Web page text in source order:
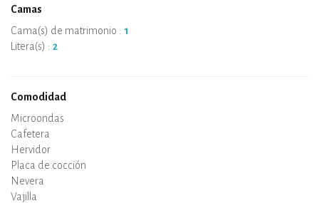
?️ Wohnbereich mit Essplatz, TV und Innenlounge
? Großes Badezimmer mit WC
? Überdachte Terrasse mit Außenlounge und Gartenmöbeln
Camas
Cama(s) de matrimonio : 1
Litera(s) : 2
Comodidad
Microondas
Cafetera
Hervidor
Placa de cocción
Horno
Nevera
Vajilla